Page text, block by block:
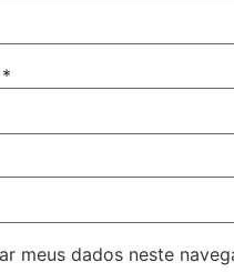
*
meus dados neste